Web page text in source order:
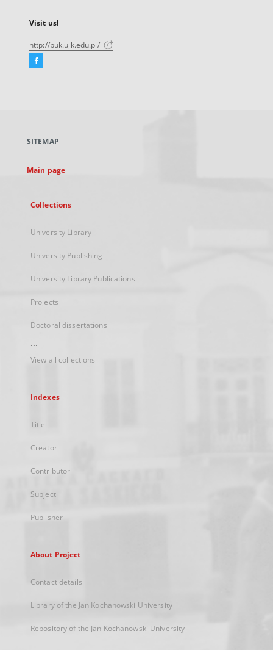
Visit us!
http://buk.ujk.edu.pl/
Facebook
new
SITEMAP
Main page
Collections
University Library
University Publishing
University Library Publications
Projects
Doctoral dissertations
...
View all collections
Indexes
Title
Creator
Contributor
Subject
Publisher
About Project
Contact details
Library of the Jan Kochanowski University
Repository of the Jan Kochanowski University